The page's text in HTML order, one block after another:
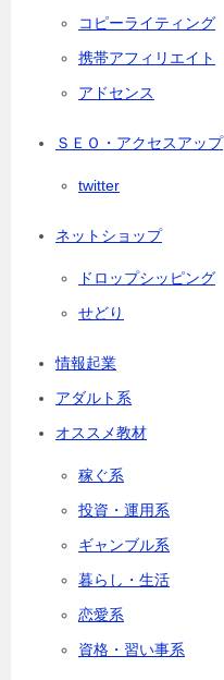
コピーライティング
携帯アフィリエイト
アドセンス
ＳＥＯ・アクセスアップ
twitter
ネットショップ
ドロップシッピング
せどり
情報起業
アダルト系
オススメ教材
稼ぐ系
投資・運用系
ギャンブル系
暮らし・生活
恋愛系
資格・習い事系